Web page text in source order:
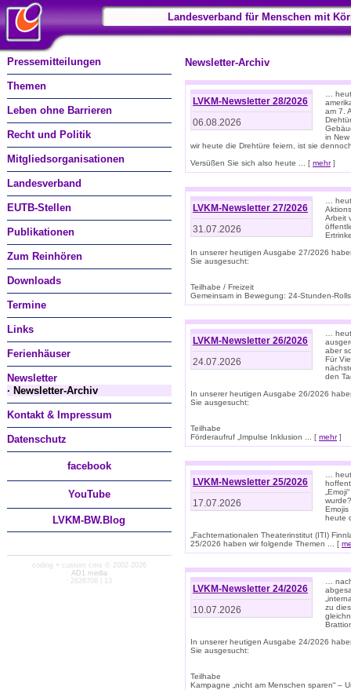
Landesverband für Menschen mit
Pressemitteilungen
Themen
Leben ohne Barrieren
Recht und Politik
Mitgliedsorganisationen
Landesverband
EUTB-Stellen
Publikationen
Zum Reinhören
Downloads
Termine
Links
Ferienhäuser
Newsletter
· Newsletter-Archiv
Kontakt & Impressum
Datenschutz
facebook
YouTube
LVKM-BW.Blog
coding + custom cms © 2002-2026
AD1 media
· 2626706 | 13
Newsletter-Archiv
LVKM-Newsletter 28/2026
06.08.2026
…
am 7.
in
wir heute die Drehtüre feiern, ist sie
Versüßen Sie sich also heute ... [ mehr]
LVKM-Newsletter 27/2026
31.07.2026
…
Arbeit
In unserer heutigen Ausgabe 27/2026
Sie ausgesucht:
Teilhabe / Freizeit
Gemeinsam in Bewegung: 24-Stunden-
LVKM-Newsletter 26/2026
24.07.2026
…
aber
Für
den
In unserer heutigen Ausgabe 26/2026
Sie ausgesucht:
Teilhabe
Förderaufruf „Impulse Inklusion ... [ mehr]
LVKM-Newsletter 25/2026
17.07.2026
…
Emojis
heute
„Fachternationalen Theaterinstitut (ITI)
25/2026 haben wir folgende Themen ... [
LVKM-Newsletter 24/2026
10.07.2026
…
zu
In unserer heutigen Ausgabe 24/2026
Sie ausgesucht:
Teilhabe
Kampagne „nicht am Menschen sparen“ –